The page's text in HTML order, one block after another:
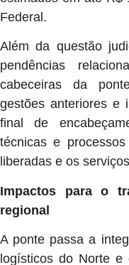
Federal.
Além da questão
pendências
cabeceiras da
gestões anteriores e
final de
técnicas e
liberadas e os
Impactos para o
regional
A ponte passa a
logísticos do Norte e